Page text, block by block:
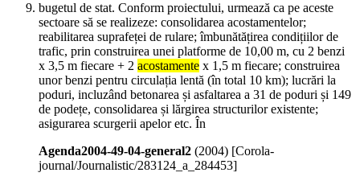
bugetul de stat. Conform proiectului, urmează ca pe aceste
sectoare să se realizeze: consolidarea acostamentelor;
reabilitarea suprafeței de rulare; îmbunătățirea condițiilor de
trafic, prin construirea unei platforme de 10,00 m, cu 2 benzi
x 3,5 m fiecare + 2 acostamente x 1,5 m fiecare; construirea
unor benzi pentru circulația lentă (în total 10 km); lucrări la
poduri, incluzând betonarea și asfaltarea a 31 de poduri și 149
de podețe, consolidarea și lărgirea structurilor existente;
asigurarea scurgerii apelor etc. În
Agenda2004-49-04-general2 (2004) [Corola-
journal/Journalistic/283124_a_284453]